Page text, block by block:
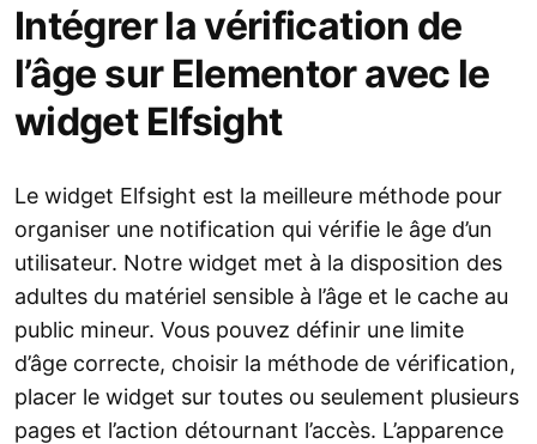
Intégrer la vérification de
l’âge sur Elementor avec le
widget Elfsight
Le widget Elfsight est la meilleure méthode pour
organiser une notification qui vérifie le âge d’un
utilisateur. Notre widget met à la disposition des
adultes du matériel sensible à l’âge et le cache au
public mineur. Vous pouvez définir une limite
d’âge correcte, choisir la méthode de vérification,
placer le widget sur toutes ou seulement plusieurs
pages et l’action détournant l’accès. L’apparence